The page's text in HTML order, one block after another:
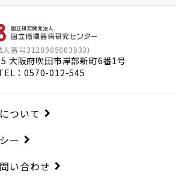
人番号3120905003033)
大阪府吹田市岸部新町6番1号
：0570-012-545
ついて
ー
い合わせ